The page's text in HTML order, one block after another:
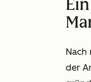
Nach
der